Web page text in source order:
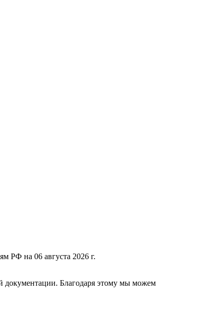
РФ на 06 августа 2026 г.
документации. Благодаря этому мы можем